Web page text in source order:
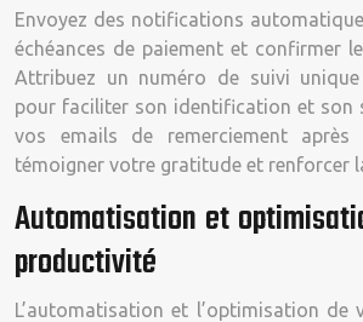
Envoyez des notifications
échéances de paiement et confirmer
Attribuez un numéro de suivi
pour faciliter son identification et son
vos emails de remerciement
témoigner votre gratitude et renforcer
Automatisation et
productivité
L’automatisation et l’optimisation de